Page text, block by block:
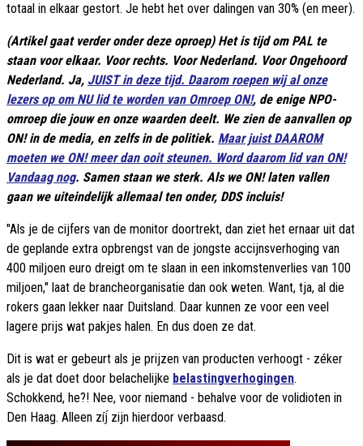
totaal in elkaar gestort. Je hebt het over dalingen van 30% (en meer).
(Artikel gaat verder onder deze oproep) Het is tijd om PAL te
staan voor elkaar. Voor rechts. Voor Nederland. Voor Ongehoord
Nederland. Ja, JUIST in deze tijd. Daarom roepen wij al onze
lezers op om NU lid te worden van Omroep ON!, de enige NPO-
omroep die jouw en onze waarden deelt. We zien de aanvallen op
ON! in de media, en zelfs in de politiek. Maar juist DAAROM
moeten we ON! meer dan ooit steunen. Word daarom lid van ON!
Vandaag nog. Samen staan we sterk. Als we ON! laten vallen
gaan we uiteindelijk allemaal ten onder, DDS incluis!
"Als je de cijfers van de monitor doortrekt, dan ziet het ernaar uit dat
de geplande extra opbrengst van de jongste accijnsverhoging van
400 miljoen euro dreigt om te slaan in een inkomstenverlies van 100
miljoen," laat de brancheorganisatie dan ook weten. Want, tja, al die
rokers gaan lekker naar Duitsland. Daar kunnen ze voor een veel
lagere prijs wat pakjes halen. En dus doen ze dat.
Dit is wat er gebeurt als je prijzen van producten verhoogt - zéker
als je dat doet door belachelijke belastingverhogingen.
Schokkend, he?! Nee, voor niemand - behalve voor de volidioten in
Den Haag. Alleen zíj́ zijn hierdoor verbaasd.